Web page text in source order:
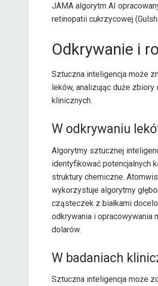
JAMA algorytm AI
retinopatii cukrzycowej
Odkrywanie i
Sztuczna inteligencja może
leków, analizując duże
klinicznych.
W odkrywaniu
Algorytmy sztucznej
identyfikować potencjalnych
struktury chemiczne.
wykorzystuje algorytmy
cząsteczek z białkami
odkrywania i opracowywania
dolarów.
W badaniach
Sztuczna inteligencja może